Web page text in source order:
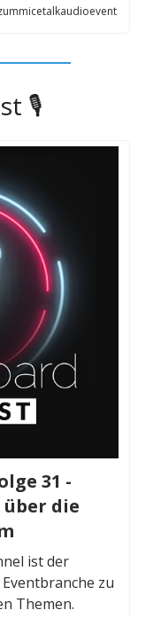
🎙️
31 -
über die
ist der
zu
Themen.